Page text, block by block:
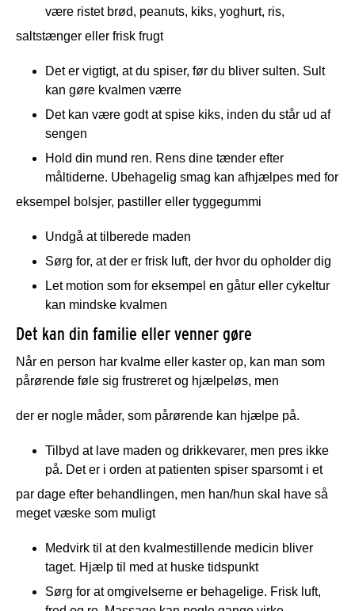
være ristet brød, peanuts, kiks, yoghurt, ris,
saltstænger eller frisk frugt
Det er vigtigt, at du spiser, før du bliver sulten. Sult
kan gøre kvalmen værre
Det kan være godt at spise kiks, inden du står ud af
sengen
Hold din mund ren. Rens dine tænder efter
måltiderne. Ubehagelig smag kan afhjælpes med for
eksempel bolsjer, pastiller eller tyggegummi
Undgå at tilberede maden
Sørg for, at der er frisk luft, der hvor du opholder dig
Let motion som for eksempel en gåtur eller cykeltur
kan mindske kvalmen
Det kan din familie eller venner gøre
Når en person har kvalme eller kaster op, kan man som
pårørende føle sig frustreret og hjælpeløs, men
der er nogle måder, som pårørende kan hjælpe på.
Tilbyd at lave maden og drikkevarer, men pres ikke
på. Det er i orden at patienten spiser sparsomt i et
par dage efter behandlingen, men han/hun skal have så
meget væske som muligt
Medvirk til at den kvalmestillende medicin bliver
taget. Hjælp til med at huske tidspunkt
Sørg for at omgivelserne er behagelige. Frisk luft,